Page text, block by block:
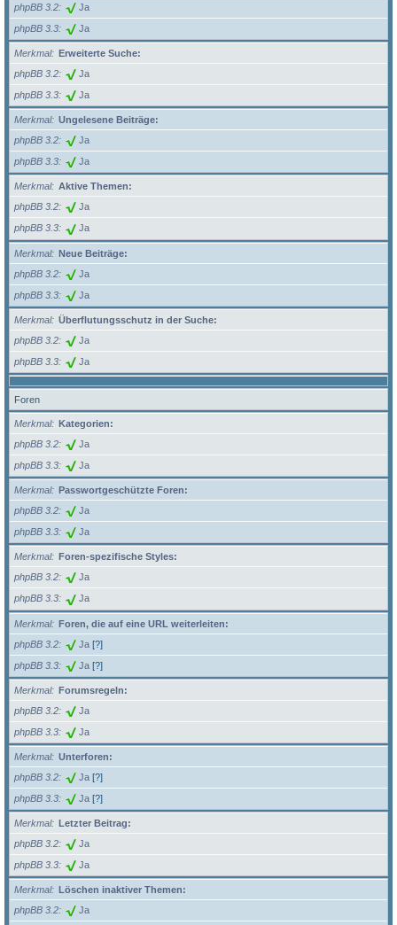
phpBB 3.2
Ja
phpBB 3.3 Ja
Merkmal
Erweiterte Suche:
phpBB 3.2
Ja
phpBB 3.3 Ja
Merkmal
Ungelesene Beiträge:
phpBB 3.2
Ja
phpBB 3.3 Ja
Merkmal
Aktive Themen:
phpBB 3.2
Ja
phpBB 3.3 Ja
Merkmal
Neue Beiträge:
phpBB 3.2
Ja
phpBB 3.3 Ja
Merkmal
Überflutungsschutz in der Suche:
phpBB 3.2
Ja
phpBB 3.3 Ja
Foren
Merkmal
Kategorien:
phpBB 3.2
Ja
phpBB 3.3 Ja
Merkmal
Passwortgeschützte Foren:
phpBB 3.2
Ja
phpBB 3.3 Ja
Merkmal
Foren-spezifische Styles:
phpBB 3.2
Ja
phpBB 3.3 Ja
Merkmal
Foren, die auf eine URL weiterleiten:
phpBB 3.2
Ja [?]
phpBB 3.3 Ja [?]
Merkmal
Forumsregeln:
phpBB 3.2
Ja
phpBB 3.3 Ja
Merkmal
Unterforen:
phpBB 3.2
Ja [?]
phpBB 3.3 Ja [?]
Merkmal
Letzter Beitrag:
phpBB 3.2
Ja
phpBB 3.3 Ja
Merkmal
Löschen inaktiver Themen:
phpBB 3.2
Ja